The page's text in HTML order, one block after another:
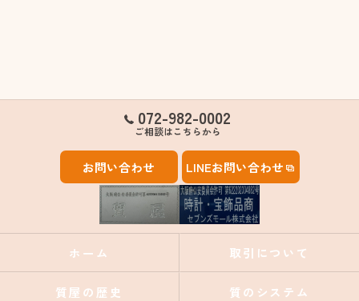
072-982-0002
ご相談はこちらから
お問い合わせ LINEお問い合わせ
ホーム 取引について
質屋の歴史 質のシステム